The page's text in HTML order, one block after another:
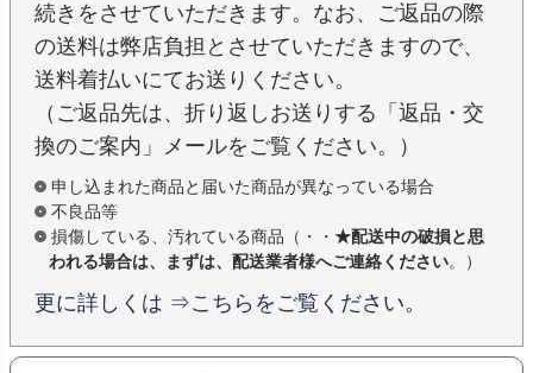
続きをさせていただきます。なお、ご返品の際
の送料は弊店負担とさせていただきますので、
送料着払いにてお送りください。
（ご返品先は、折り返しお送りする「返品・交
換のご案内」メールをご覧ください。）
申し込まれた商品と届いた商品が異なっている場合
不良品等
損傷している、汚れている商品（・・ ★配送中の破損と思
われる場合は、まずは、配送業者様へご連絡ください。）
更に詳しくは ⇒こちらをご覧ください。